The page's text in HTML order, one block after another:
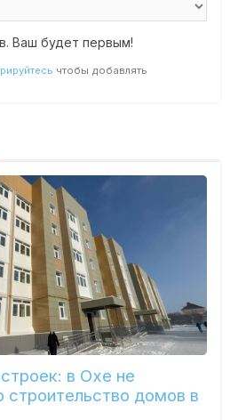
Ваш будет первым!
чтобы добавлять
в Охе не
строительство домов в